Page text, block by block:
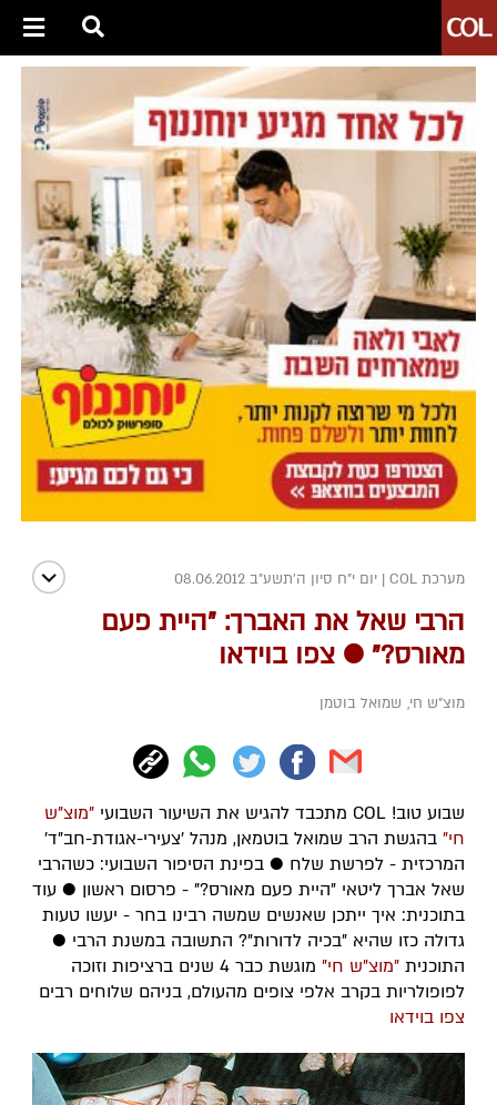
מערכת COL | יום י"ח סיון ה׳תשע״ב 08.06.2012
הרבי שאל את האברך: "היית פעם
מאורס?" ● צפו בוידאו
מוצ"ש חי, שמואל בוטמן
שבוע טוב! COL מתכבד להגיש את השיעור השבועי
"מוצ"ש
חי"בהגשת הרב שמואל בוטמאן, מנהל 'צעירי-אגודת-חב"ד'
המרכזית - לפרשת שלח ● בפינת הסיפור השבועי: כשהרבי
שאל אברך ליטאי "היית פעם מאורס?" - פרסום ראשון ● עוד
בתוכנית: איך ייתכן שאנשים שמשה רבינו בחר - יעשו טעות
גדולה כזו שהיא "בכיה לדורות"? התשובה במשנת הרבי ●
התוכנית "מוצ"ש חי"
מוגשת כבר 4 שנים ברציפות וזוכה
לפופולריות בקרב אלפי צופים מהעולם, בניהם שלוחים רבים
צפו בוידאו